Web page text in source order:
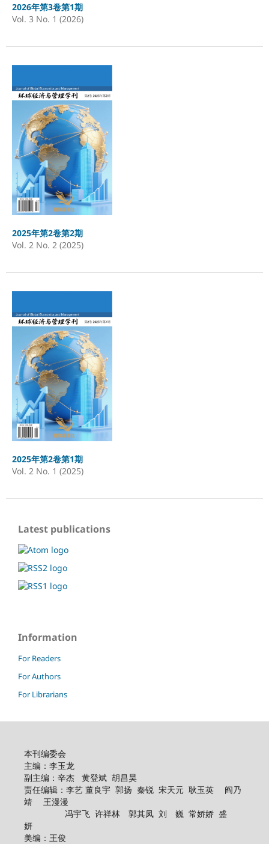
2026年第3卷第1期
Vol. 3 No. 1 (2026)
2025年第2卷第2期
Vol. 2 No. 2 (2025)
2025年第2卷第1期
Vol. 2 No. 1 (2025)
Latest publications
Information
For Readers
For Authors
For Librarians
本刊编委会
主编：李玉龙
副主编：辛杰 黄登斌 胡昌昊
责任编辑：李艺 董良宇 郭扬 秦锐 宋天元 耿玉英 阎乃
靖 王漫漫
冯宇飞 许祥林 郭其凤 刘 巍 常娇娇 盛
妍
美编：王俊